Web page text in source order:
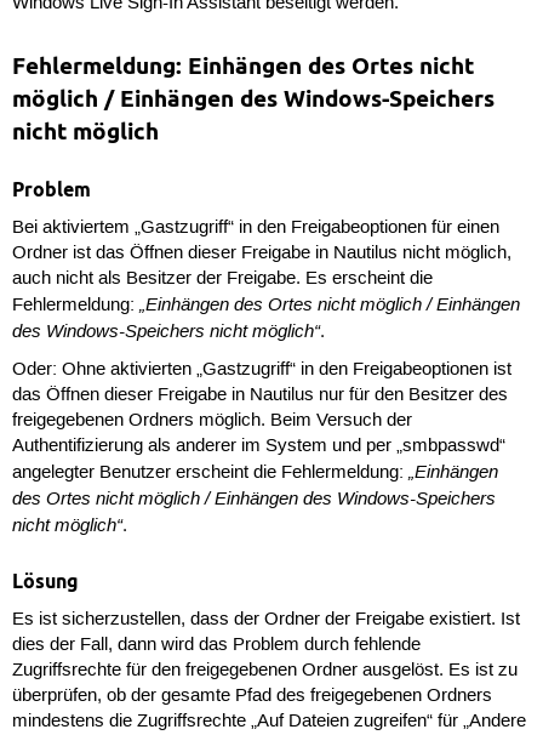
Fehlermeldung: Einhängen des Ortes nicht
möglich / Einhängen des Windows-Speichers
nicht möglich
Problem
Bei aktiviertem „Gastzugriff“ in den Freigabeoptionen für einen
Ordner ist das Öffnen dieser Freigabe in Nautilus nicht möglich,
auch nicht als Besitzer der Freigabe. Es erscheint die
Fehlermeldung: „Einhängen des Ortes nicht möglich / Einhängen
des Windows-Speichers nicht möglich“.
Oder: Ohne aktivierten „Gastzugriff“ in den Freigabeoptionen ist
das Öffnen dieser Freigabe in Nautilus nur für den Besitzer des
freigegebenen Ordners möglich. Beim Versuch der
Authentifizierung als anderer im System und per „smbpasswd“
angelegter Benutzer erscheint die Fehlermeldung: „Einhängen
des Ortes nicht möglich / Einhängen des Windows-Speichers
nicht möglich“.
Lösung
Es ist sicherzustellen, dass der Ordner der Freigabe existiert. Ist
dies der Fall, dann wird das Problem durch fehlende
Zugriffsrechte für den freigegebenen Ordner ausgelöst. Es ist zu
überprüfen, ob der gesamte Pfad des freigegebenen Ordners
mindestens die Zugriffsrechte „Auf Dateien zugreifen“ für „Andere